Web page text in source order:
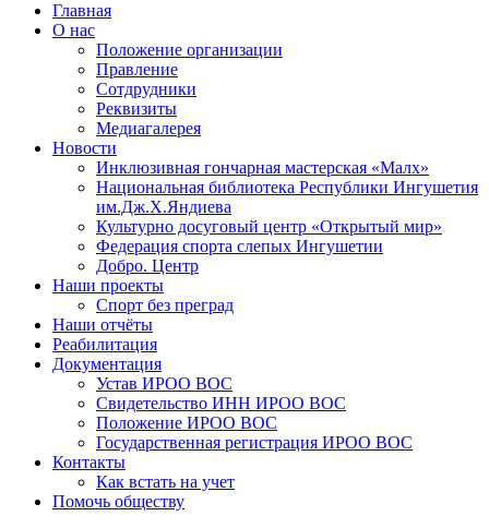
Главная
О нас
Положение организации
Правление
Сотдрудники
Реквизиты
Медиагалерея
Новости
Инклюзивная гончарная мастерская «Малх»
Национальная библиотека Республики Ингушетия
им.Дж.Х.Яндиева
Культурно досуговый центр «Открытый мир»
Федерация спорта слепых Ингушетии
Добро. Центр
Наши проекты
Спорт без преград
Наши отчёты
Реабилитация
Документация
Устав ИРОО ВОС
Свидетельство ИНН ИРОО ВОС
Положение ИРОО ВОС
Государственная регистрация ИРОО ВОС
Контакты
Как встать на учет
Помочь обществу